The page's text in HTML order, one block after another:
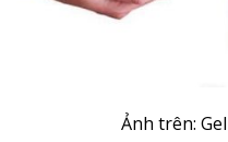
Ảnh trên: